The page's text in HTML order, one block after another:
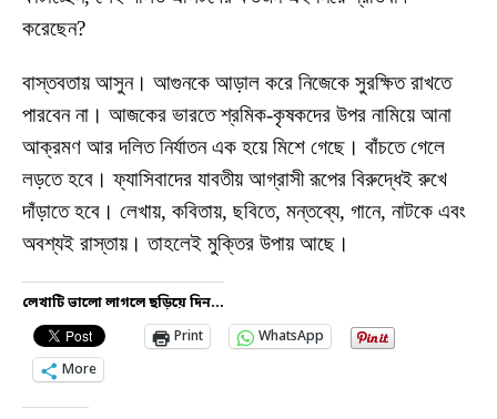
করেছেন?
বাস্তবতায় আসুন। আগুনকে আড়াল করে নিজেকে সুরক্ষিত রাখতে
পারবেন না। আজকের ভারতে শ্রমিক-কৃষকদের উপর নামিয়ে আনা
আক্রমণ আর দলিত নির্যাতন এক হয়ে মিশে গেছে। বাঁচতে গেলে
লড়তে হবে। ফ্যাসিবাদের যাবতীয় আগ্রাসী রূপের বিরুদ্ধেই রুখে
দাঁড়াতে হবে। লেখায়, কবিতায়, ছবিতে, মন্তব্যে, গানে, নাটকে এবং
অবশ্যই রাস্তায়। তাহলেই মুক্তির উপায় আছে।
লেখাটি ভালো লাগলে ছড়িয়ে দিন...
Print
WhatsApp
More